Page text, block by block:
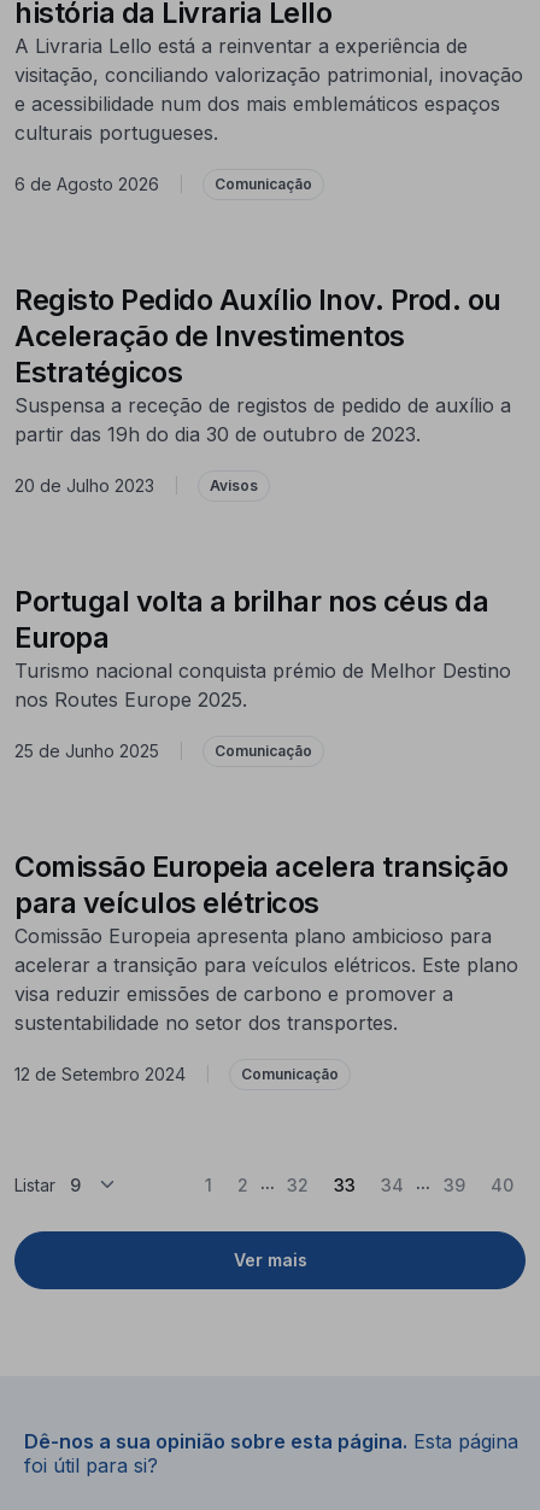
história da Livraria Lello
A Livraria Lello está a reinventar a experiência de
visitação, conciliando valorização patrimonial, inovação
e acessibilidade num dos mais emblemáticos espaços
culturais portugueses.
6 de Agosto 2026 Comunicação
Registo Pedido Auxílio Inov. Prod. ou
Aceleração de Investimentos
Estratégicos
Suspensa a receção de registos de pedido de auxílio a
partir das 19h do dia 30 de outubro de 2023.
20 de Julho 2023 Avisos
Portugal volta a brilhar nos céus da
Europa
Turismo nacional conquista prémio de Melhor Destino
nos Routes Europe 2025.
25 de Junho 2025 Comunicação
Comissão Europeia acelera transição
para veículos elétricos
Comissão Europeia apresenta plano ambicioso para
acelerar a transição para veículos elétricos. Este plano
visa reduzir emissões de carbono e promover a
sustentabilidade no setor dos transportes.
12 de Setembro 2024 Comunicação
Listar
Ver mais
1 2 ... 32 33 (Atual)
34 ... 39 40
Dê-nos a sua opinião sobre esta página. Esta página
foi útil para si?